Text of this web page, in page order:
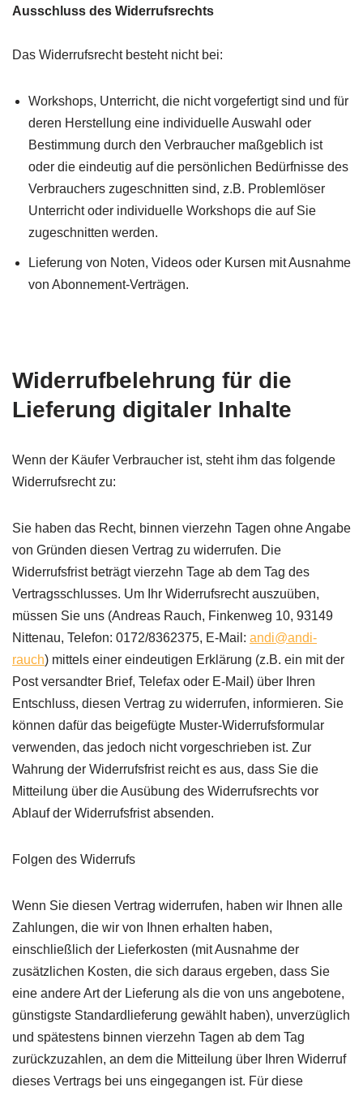
Ausschluss des Widerrufsrechts
Das Widerrufsrecht besteht nicht bei:
Workshops, Unterricht, die nicht vorgefertigt sind und für
deren Herstellung eine individuelle Auswahl oder
Bestimmung durch den Verbraucher maßgeblich ist
oder die eindeutig auf die persönlichen Bedürfnisse des
Verbrauchers zugeschnitten sind, z.B. Problemlöser
Unterricht oder individuelle Workshops die auf Sie
zugeschnitten werden.
Lieferung von Noten, Videos oder Kursen mit Ausnahme
von Abonnement-Verträgen.
Widerrufbelehrung für die
Lieferung digitaler Inhalte
Wenn der Käufer Verbraucher ist, steht ihm das folgende
Widerrufsrecht zu:
Sie haben das Recht, binnen vierzehn Tagen ohne Angabe
von Gründen diesen Vertrag zu widerrufen. Die
Widerrufsfrist beträgt vierzehn Tage ab dem Tag des
Vertragsschlusses. Um Ihr Widerrufsrecht auszuüben,
müssen Sie uns (Andreas Rauch, Finkenweg 10, 93149
Nittenau, Telefon: 0172/8362375, E-Mail: andi@andi-
rauch) mittels einer eindeutigen Erklärung (z.B. ein mit der
Post versandter Brief, Telefax oder E-Mail) über Ihren
Entschluss, diesen Vertrag zu widerrufen, informieren. Sie
können dafür das beigefügte Muster-Widerrufsformular
verwenden, das jedoch nicht vorgeschrieben ist. Zur
Wahrung der Widerrufsfrist reicht es aus, dass Sie die
Mitteilung über die Ausübung des Widerrufsrechts vor
Ablauf der Widerrufsfrist absenden.
Folgen des Widerrufs
Wenn Sie diesen Vertrag widerrufen, haben wir Ihnen alle
Zahlungen, die wir von Ihnen erhalten haben,
einschließlich der Lieferkosten (mit Ausnahme der
zusätzlichen Kosten, die sich daraus ergeben, dass Sie
eine andere Art der Lieferung als die von uns angebotene,
günstigste Standardlieferung gewählt haben), unverzüglich
und spätestens binnen vierzehn Tagen ab dem Tag
zurückzuzahlen, an dem die Mitteilung über Ihren Widerruf
dieses Vertrags bei uns eingegangen ist. Für diese